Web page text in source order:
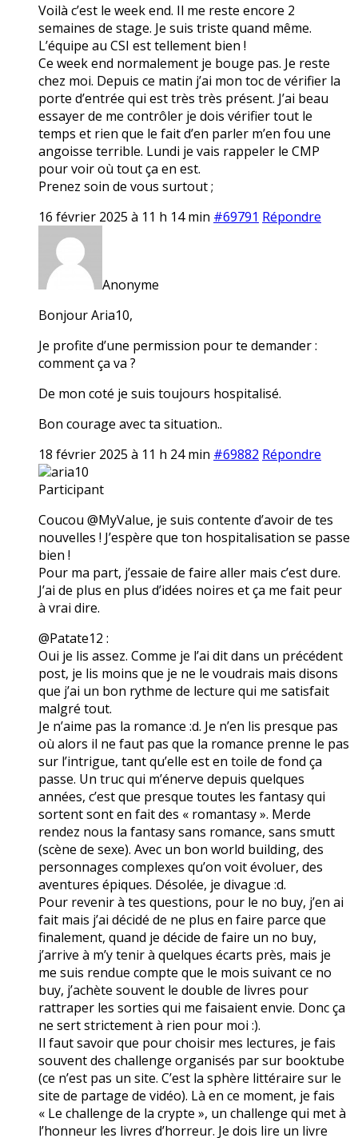
Voilà c’est le week end. Il me reste encore 2
semaines de stage. Je suis triste quand même.
L’équipe au CSI est tellement bien !
Ce week end normalement je bouge pas. Je reste
chez moi. Depuis ce matin j’ai mon toc de vérifier la
porte d’entrée qui est très très présent. J’ai beau
essayer de me contrôler je dois vérifier tout le
temps et rien que le fait d’en parler m’en fou une
angoisse terrible. Lundi je vais rappeler le CMP
pour voir où tout ça en est.
Prenez soin de vous surtout ;
16 février 2025 à 11 h 14 min #69791 Répondre
Anonyme
Bonjour Aria10,
Je profite d’une permission pour te demander :
comment ça va ?
De mon coté je suis toujours hospitalisé.
Bon courage avec ta situation..
18 février 2025 à 11 h 24 min #69882 Répondre
aria10
Participant
Coucou @MyValue, je suis contente d’avoir de tes
nouvelles ! J’espère que ton hospitalisation se passe
bien !
Pour ma part, j’essaie de faire aller mais c’est dure.
J’ai de plus en plus d’idées noires et ça me fait peur
à vrai dire.
@Patate12 :
Oui je lis assez. Comme je l’ai dit dans un précédent
post, je lis moins que je ne le voudrais mais disons
que j’ai un bon rythme de lecture qui me satisfait
malgré tout.
Je n’aime pas la romance :d. Je n’en lis presque pas
où alors il ne faut pas que la romance prenne le pas
sur l’intrigue, tant qu’elle est en toile de fond ça
passe. Un truc qui m’énerve depuis quelques
années, c’est que presque toutes les fantasy qui
sortent sont en fait des « romantasy ». Merde
rendez nous la fantasy sans romance, sans smutt
(scène de sexe). Avec un bon world building, des
personnages complexes qu’on voit évoluer, des
aventures épiques. Désolée, je divague :d.
Pour revenir à tes questions, pour le no buy, j’en ai
fait mais j’ai décidé de ne plus en faire parce que
finalement, quand je décide de faire un no buy,
j’arrive à m’y tenir à quelques écarts près, mais je
me suis rendue compte que le mois suivant ce no
buy, j’achète souvent le double de livres pour
rattraper les sorties qui me faisaient envie. Donc ça
ne sert strictement à rien pour moi :).
Il faut savoir que pour choisir mes lectures, je fais
souvent des challenge organisés par sur booktube
(ce n’est pas un site. C’est la sphère littéraire sur le
site de partage de vidéo). Là en ce moment, je fais
« Le challenge de la crypte », un challenge qui met à
l’honneur les livres d’horreur. Je dois lire un livre